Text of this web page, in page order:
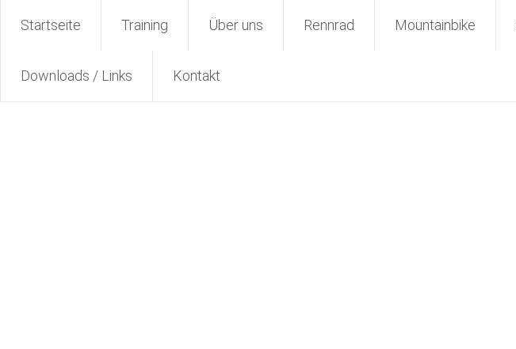
InhaltRadsport TuS Engter
Startseite Training Über uns Rennrad Mountainbike
Downloads / Links Kontakt